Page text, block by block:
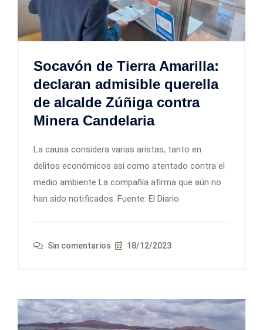
Socavón de Tierra Amarilla:
declaran admisible querella
de alcalde Zúñiga contra
Minera Candelaria
La causa considera varias aristas, tanto en
delitos económicos así como atentado contra el
medio ambiente La compañía afirma que aún no
han sido notificados. Fuente: El Diario
Sin comentarios 18/12/2023